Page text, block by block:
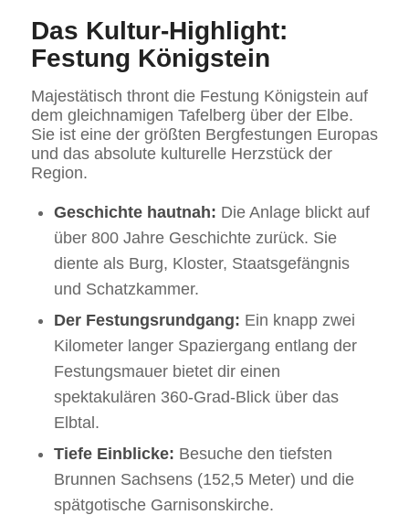
Das Kultur-Highlight:
Festung Königstein
Majestätisch thront die Festung Königstein auf
dem gleichnamigen Tafelberg über der Elbe.
Sie ist eine der größten Bergfestungen Europas
und das absolute kulturelle Herzstück der
Region.
Geschichte hautnah: Die Anlage blickt auf
über 800 Jahre Geschichte zurück. Sie
diente als Burg, Kloster, Staatsgefängnis
und Schatzkammer.
Der Festungsrundgang: Ein knapp zwei
Kilometer langer Spaziergang entlang der
Festungsmauer bietet dir einen
spektakulären 360-Grad-Blick über das
Elbtal.
Tiefe Einblicke: Besuche den tiefsten
Brunnen Sachsens (152,5 Meter) und die
spätgotische Garnisonskirche.